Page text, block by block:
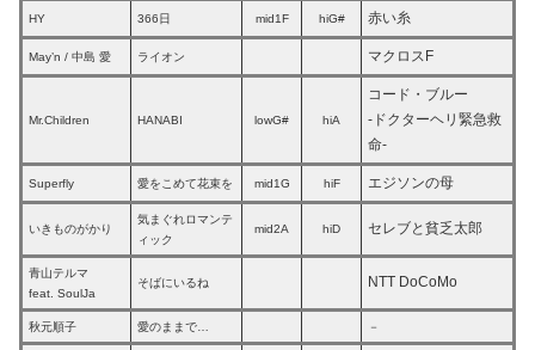
HY 366日 mid1F hiG# 赤い糸
May’n / 中島 愛 ライオン マクロスF
Mr.Children HANABI lowG# hiA
コード・ブルー
-ドクターヘリ緊急救
命-
Superfly 愛をこめて花束を mid1G hiF エジソンの母
いきものがかり
気まぐれロマンテ
ィック
mid2A hiD セレブと貧乏太郎
青山テルマ
feat. SoulJa
そばにいるね NTT DoCoMo
秋元順子 愛のままで… －